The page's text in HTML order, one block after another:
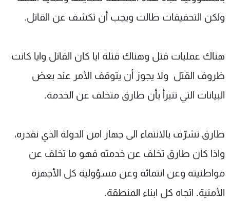
ولكن التحقيقات طالت ويجب أن تكشف عن القاتل.
هناك عمليات قتل وهناك قتلة ايا كان القاتل وايا كانت
ظروف القتل ولا يجوز أن يتوقف الأمر عند بعض
البيانات التي تتبرأ بأن طارق متخلف عن الخدمة.
طارق تشرّف بالانتماء الى جهاز امن الدولة الذي نقدره،
واذا كان طارق تخلف عن خدمته فهو ما تخلف عن
مواطنيته وعن انتمائه وعن مسؤولية كل الأجهزة
الأمنية. اتجاه كل ابناء المنطقة.